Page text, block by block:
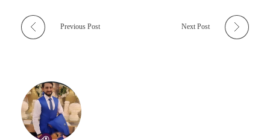
Previous Post Next Post